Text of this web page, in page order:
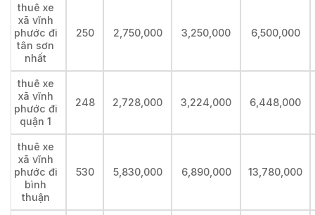
thuê xe
xã vĩnh
phước đi
tân sơn
nhất
250 2,750,000 3,250,000 6,500,000
thuê xe
xã vĩnh
phước đi
quận 1
248 2,728,000 3,224,000 6,448,000
thuê xe
xã vĩnh
phước đi
bình
thuận
530 5,830,000 6,890,000 13,780,000